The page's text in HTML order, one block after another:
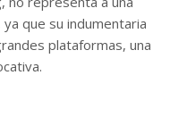
que su indumentaria
plataformas, una